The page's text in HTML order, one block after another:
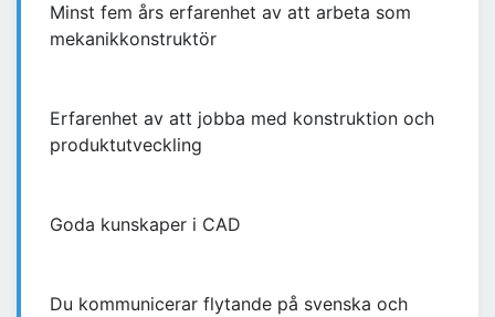
Minst fem års erfarenhet av att arbeta som
mekanikkonstruktör
Erfarenhet av att jobba med konstruktion och
produktutveckling
Goda kunskaper i CAD
Du kommunicerar flytande på svenska och